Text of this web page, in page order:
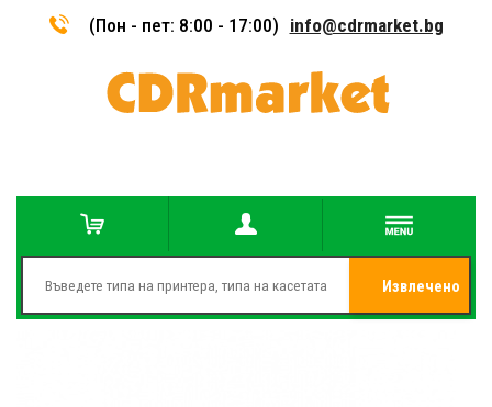
(Пон - пет: 8:00 - 17:00) info@cdrmarket.bg
Извлечено